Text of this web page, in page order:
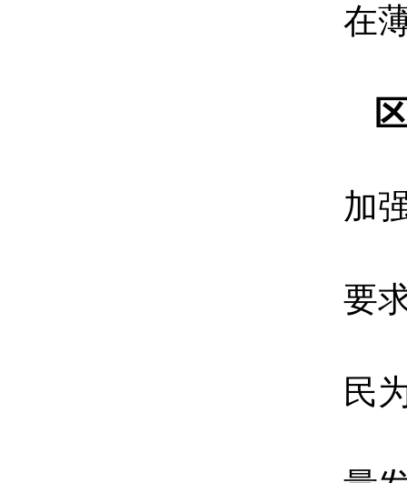
在
加
要
民